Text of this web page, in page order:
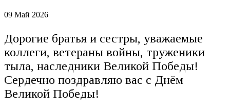
09 Май 2026
Дорогие братья и сестры, уважаемые
коллеги, ветераны войны, труженики
тыла, наследники Великой Победы!
Сердечно поздравляю вас с Днём
Великой Победы!